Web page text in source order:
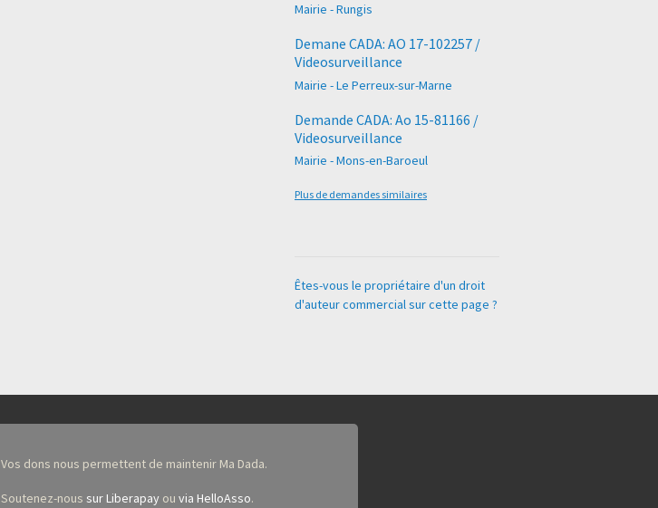
Mairie - Rungis
Demane CADA: AO 17-102257 /
Videosurveillance
Mairie - Le Perreux-sur-Marne
Demande CADA: Ao 15-81166 /
Videosurveillance
Mairie - Mons-en-Baroeul
Plus de demandes similaires
Êtes-vous le propriétaire d'un droit
d'auteur commercial sur cette page ?
Vos dons nous permettent de maintenir Ma Dada.
Soutenez-nous sur Liberapayou via HelloAsso.